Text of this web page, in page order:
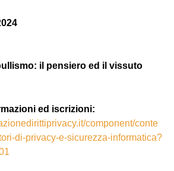
il pensiero ed il vissuto
ed iscrizioni:
component/conte
di-privacy-e-sicurezza-informatica?